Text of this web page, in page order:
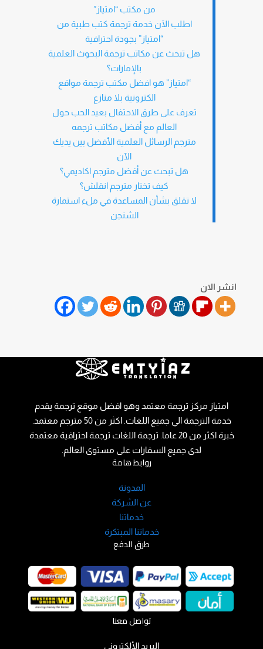
من مكتب “امتياز”
اطلب الآن خدمة ترجمة كتب طبية من
“امتياز” بجودة احترافية
هل تبحث عن مكاتب ترجمة البحوث العلمية
بالإمارات؟
“امتياز” هو افضل مكتب ترجمة مواقع
الكترونية بلا منازع
تعرف على طرق الاحتفال بعيد الحب حول
العالم مع أفضل مكاتب ترجمه
مترجم الرسائل العلمية الأفضل بين يديك
الآن
هل تبحث عن أفضل مترجم اكاديمي؟
كيف تختار مترجم انقلش؟
لا تقلق بشأن المساعدة في ملء استمارة
الشنجن
انشر الان
تواصل معنا
البريد الألكتروني
طرق الدفع
روابط هامة
المدونة
عن الشركة
خدماتنا
خدماتنا المبتكرة
امتياز مركز ترجمة معتمد وهو افضل موقع ترجمة يقدم
خدمة الترجمة الي جميع اللغات. اكثر من 50 مترجم معتمد.
خبرة اكثر من 20 عاما. ترجمة اللغات ترجمة احترافية معتمدة
لدى جميع السفارات على مستوى العالم.